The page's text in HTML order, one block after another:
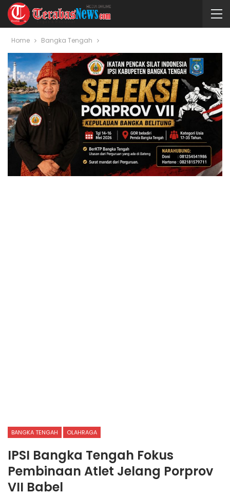
Home Bangka Tengah
BANGKA TENGAH OLAHRAGA
IPSI Bangka Tengah Fokus
Pembinaan Atlet Jelang Porprov
VII Babel